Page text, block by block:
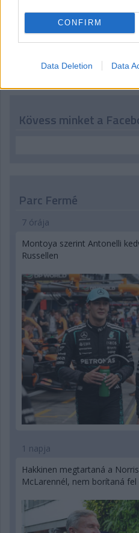
CONFIRM
Data Deletion Data
Hallgasd meg a
legfrissebb adását!
Kövess minket a
Parc Fermé
7 órája
Montoya szerint Antonelli
Russellen
1 napja
Hakkinen megtartaná a
McLarennél, nem borítaná